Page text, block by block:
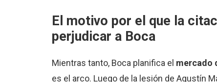
El motivo por el que la
perjudicar a Boca
Mientras tanto, Boca planifica el mercado
es el arco. Luego de la lesión de Agustín